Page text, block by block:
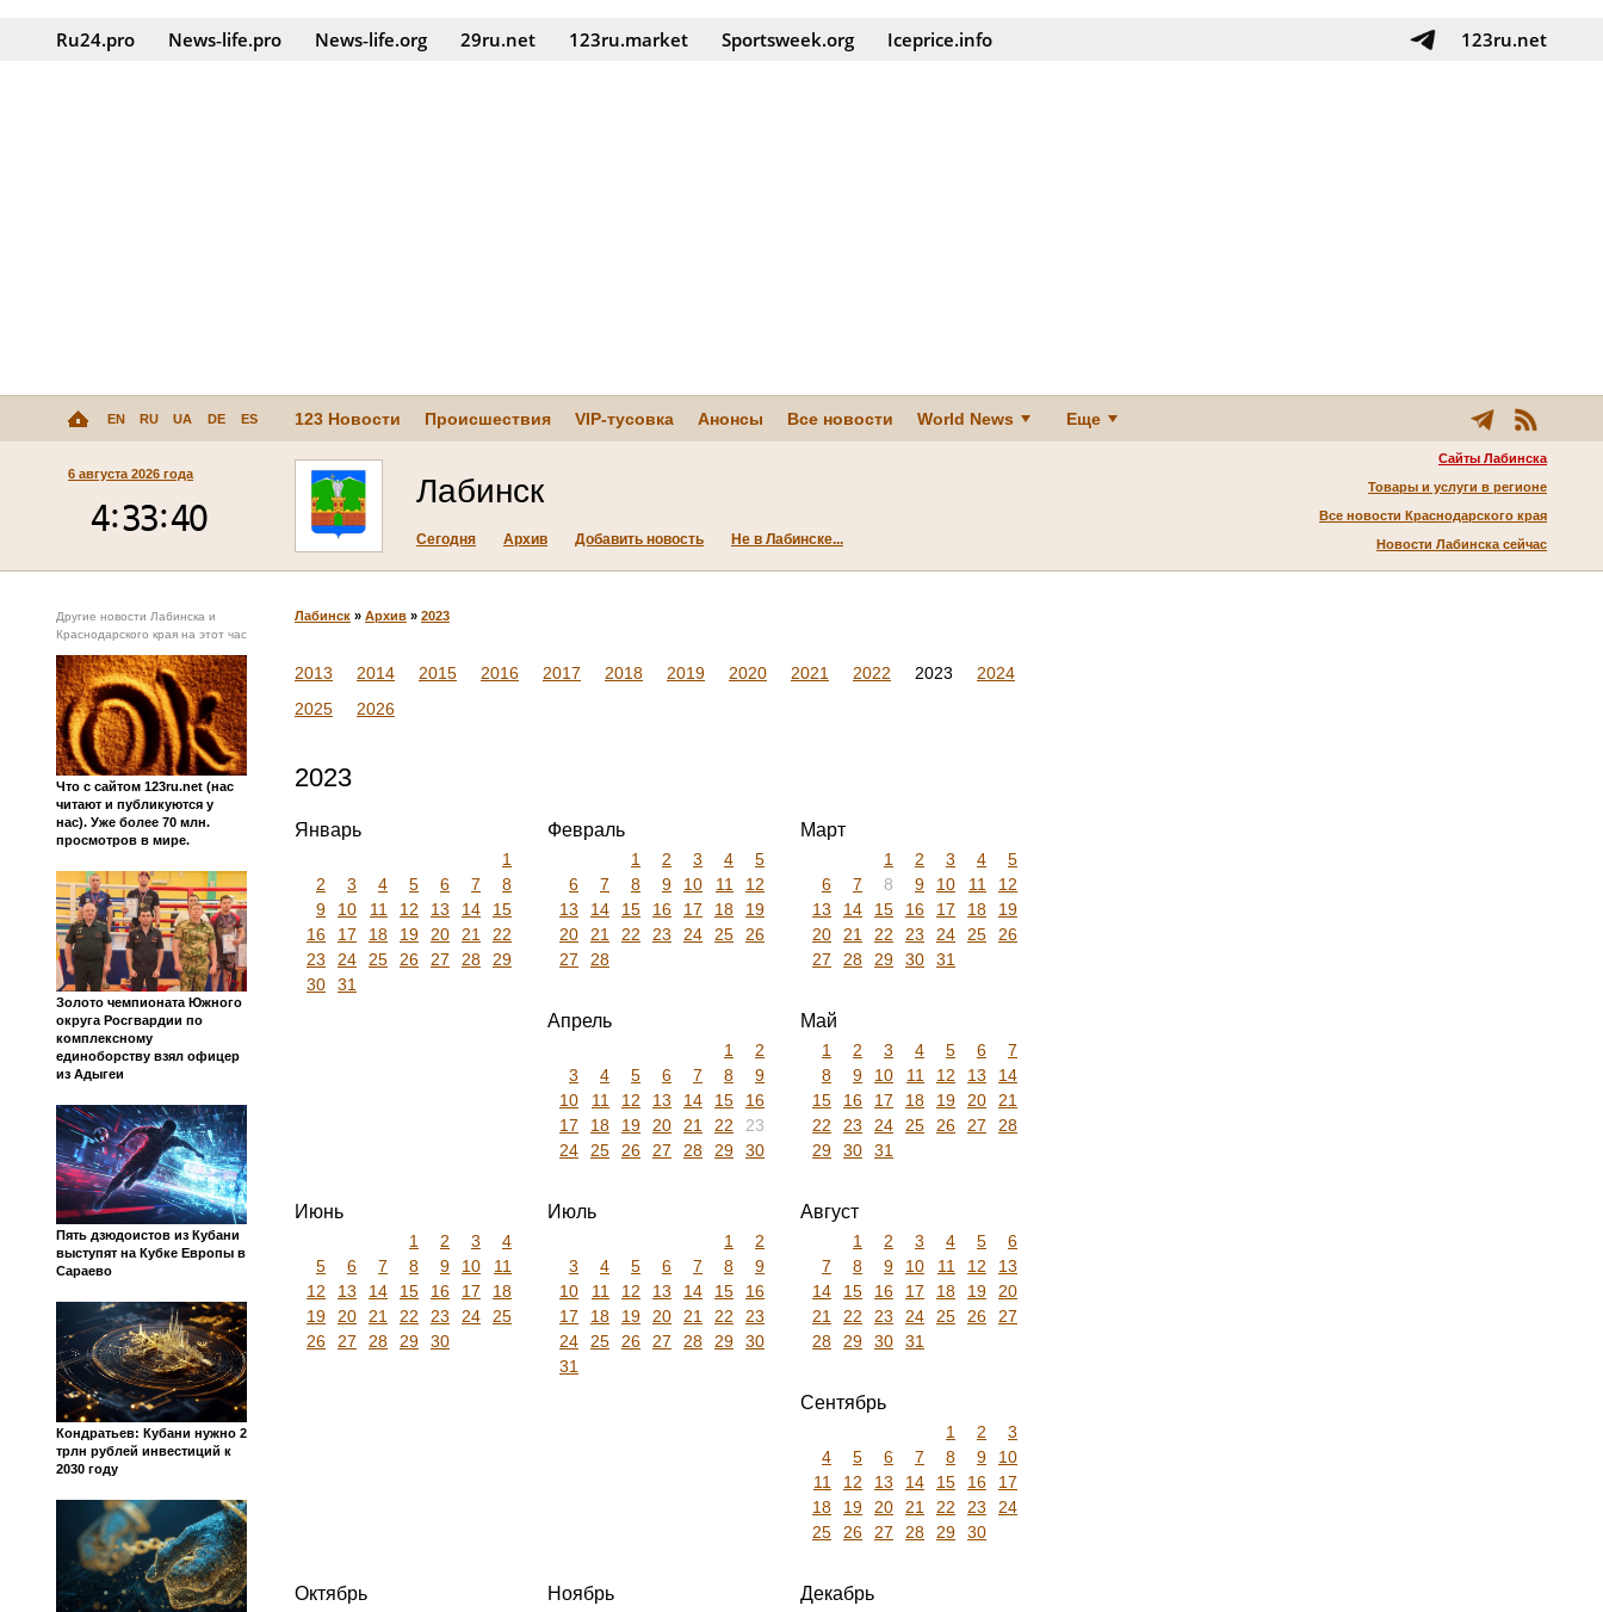
Ru24.pro News‑life.pro News‑life.org 29ru.net 123ru.market Sportsweek.org Iceprice.info 123ru.net
EN RU UA DE ES 123 Новости Происшествия VIP-тусовка Анонсы Все новости World News Еще
6 августа 2026 года
Сайты Лабинска
Товары и услуги в регионе
Все новости Краснодарского края
Новости Лабинска сейчас
Лабинск
Сегодня Архив Добавить новость Не в Лабинске...
Другие новости Лабинска и
Краснодарского края на этот час
Что с сайтом 123ru.net (нас
читают и публикуются у
нас). Уже более 70 млн.
просмотров в мире.
Золото чемпионата Южного
округа Росгвардии по
комплексному
единоборству взял офицер
из Адыгеи
Пять дзюдоистов из Кубани
выступят на Кубке Европы в
Сараево
Кондратьев: Кубани нужно 2
трлн рублей инвестиций к
2030 году
Лабинск » Архив » 2023
2013 2014 2015 2016 2017 2018 2019 2020 2021 2022 2023
2024
2025
2026
2023
Январь
1
2
3 4 5 6 7
8
9
10 11 12 13 14
15
16
17 18 19 20 21
22
23
24 25 26 27 28
29
30
31
Февраль
1 2 3 4
5
6
7 8 9 10 11
12
13
14 15 16 17 18
19
20
21 22 23 24 25
26
27
28
Март
1 2 3 4
5
6
7 8 9 10 11
12
13
14 15 16 17 18
19
20
21 22 23 24 25
26
27
28 29 30 31
Апрель
1
2
3
4 5 6 7 8
9
10
11 12 13 14 15
16
17
18 19 20 21 22
23
24
25 26 27 28 29 30
Май
1 2 3 4 5 6
7
8
9 10 11 12 13
14
15
16 17 18 19 20
21
22
23 24 25 26 27
28
29
30 31
Июнь
1 2 3
4
5
6 7 8 9 10
11
12
13 14 15 16 17
18
19
20 21 22 23 24
25
26
27 28 29 30
Июль
1
2
3
4 5 6 7 8
9
10
11 12 13 14 15
16
17
18 19 20 21 22
23
24
25 26 27 28 29
30
31
Август
1 2 3 4 5
6
7
8 9 10 11 12
13
14
15 16 17 18 19
20
21
22 23 24 25 26
27
28
29 30 31
Сентябрь
1 2
3
4
5 6 7 8 9
10
11
12 13 14 15 16
17
18
19 20 21 22 23
24
25
26 27 28 29 30
Октябрь Ноябрь Декабрь